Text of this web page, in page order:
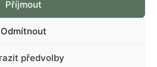
Příjmout
Odmítnout
předvolby
programu vyhrazena.